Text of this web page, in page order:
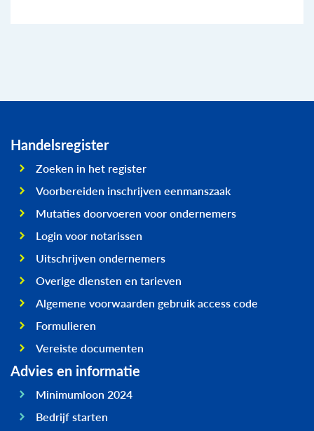
Handelsregister
Zoeken in het register
Voorbereiden inschrijven eenmanszaak
Mutaties doorvoeren voor ondernemers
Login voor notarissen
Uitschrijven ondernemers
Overige diensten en tarieven
Algemene voorwaarden gebruik access code
Formulieren
Vereiste documenten
Advies en informatie
Minimumloon 2024
Bedrijf starten